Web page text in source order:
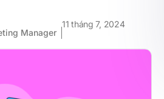
Manager
11 tháng 7, 2024